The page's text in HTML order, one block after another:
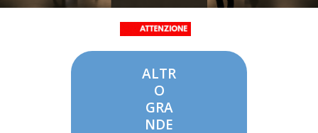
ALTR
O
GRA
NDE